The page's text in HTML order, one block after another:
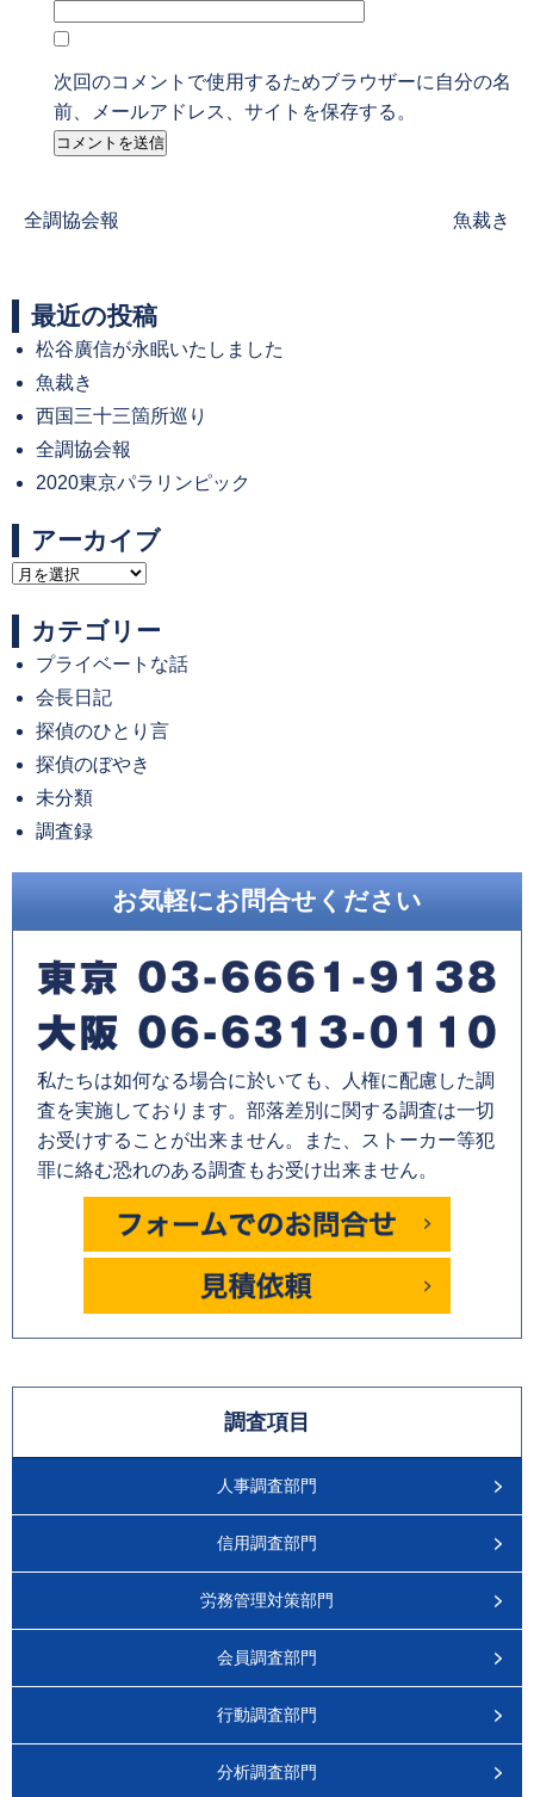
次回のコメントで使用するためブラウザーに自分の名
前、メールアドレス、サイトを保存する。
Previous
全調協会報
Next
魚裁き
最近の投稿
松谷廣信が永眠いたしました
魚裁き
西国三十三箇所巡り
全調協会報
2020東京パラリンピック
アーカイブ
ア
イ
ブ
カテゴリー
プライベートな話
会長日記
探偵のひとり言
探偵のぼやき
未分類
調査録
お気軽にお問合せください
私たちは如何なる場合に於いても、人権に配慮した調
査を実施しております。部落差別に関する調査は一切
お受けすることが出来ません。また、ストーカー等犯
罪に絡む恐れのある調査もお受け出来ません。
調査項目
人事調査部門
信用調査部門
労務管理対策部門
会員調査部門
行動調査部門
分析調査部門